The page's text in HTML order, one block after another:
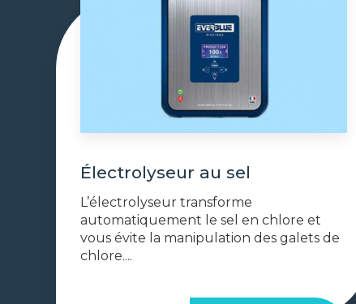
Électrolyseur au sel
L’électrolyseur transforme
automatiquement le sel en chlore et
vous évite la manipulation des galets de
chlore....